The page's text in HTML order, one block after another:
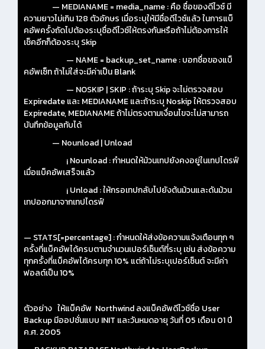
— MEDIANAME = media_name : คือ ชื่อของดีไวซ์ มี
ความยาวไม่เกิน 128 ตัวอักษร เมื่อระบุให้มีชื่อดีไวซ์แล้ว ในการแบ็
คอัพครั้งถัดไปต้องระบุชื่อดีไวซ์ให้ตรงกันหรือถ้าไม่ต้องการให้
เช็คอีกก็ต้องระบุ Skip
— NAME = backup_set_name : บอกชื่อของแบ็
คอัพเซ็ท ถ้าไม่ใส่จะมีค่าเป็น Blank
— NOSKIP | SKIP : ถ้าระบุ Skip จะไม่ตรวจสอบ
Expiredate และ MEDIANAME และถ้าระบุ Noskip ให้ตรวจสอบ
Expiredate, MEDIANAME ถ้าไม่ตรงตามเงื่อนไขจะไม่สามารถ
บันทึกข้อมูลทับได้
— Nounload | Unload
¡ Nounload : กำหนดให้ม้วนเทปยังคงอยู่ในเทปไดรฟ์
เมื่อแบ็คอัพเสร็จแล้ว
¡ Unload : ให้กรอเทปกลับไปยังต้นม้วนและดันม้วน
เทปออกมาจากเทปไดรฟ์
— STATS[=percentage] : กำหนดให้ส่งข้อความแจ้งเตือนทุก ๆ
ครั้งที่แบ็คอัพได้ครบตามจำนวนเปอร์เซ็นต์ที่ระบุ เช่น ส่งข้อความ
ทุกครั้งที่แบ็คอัพได้ครบทุก 10% แต่ถ้าไม่ระบุเปอร์เซ็นต์ จะมีค่า
ฟอลต์เป็น 10%
ตัวอย่าง ให้แบ็คอัพ Northwind ลงแบ็คอัพดีไวซ์ชื่อ User
Backup มีออปชั่นแบบ INIT และวันหมดอายุ วันที่ 05 เดือน 01 ปี
ค.ศ. 2005